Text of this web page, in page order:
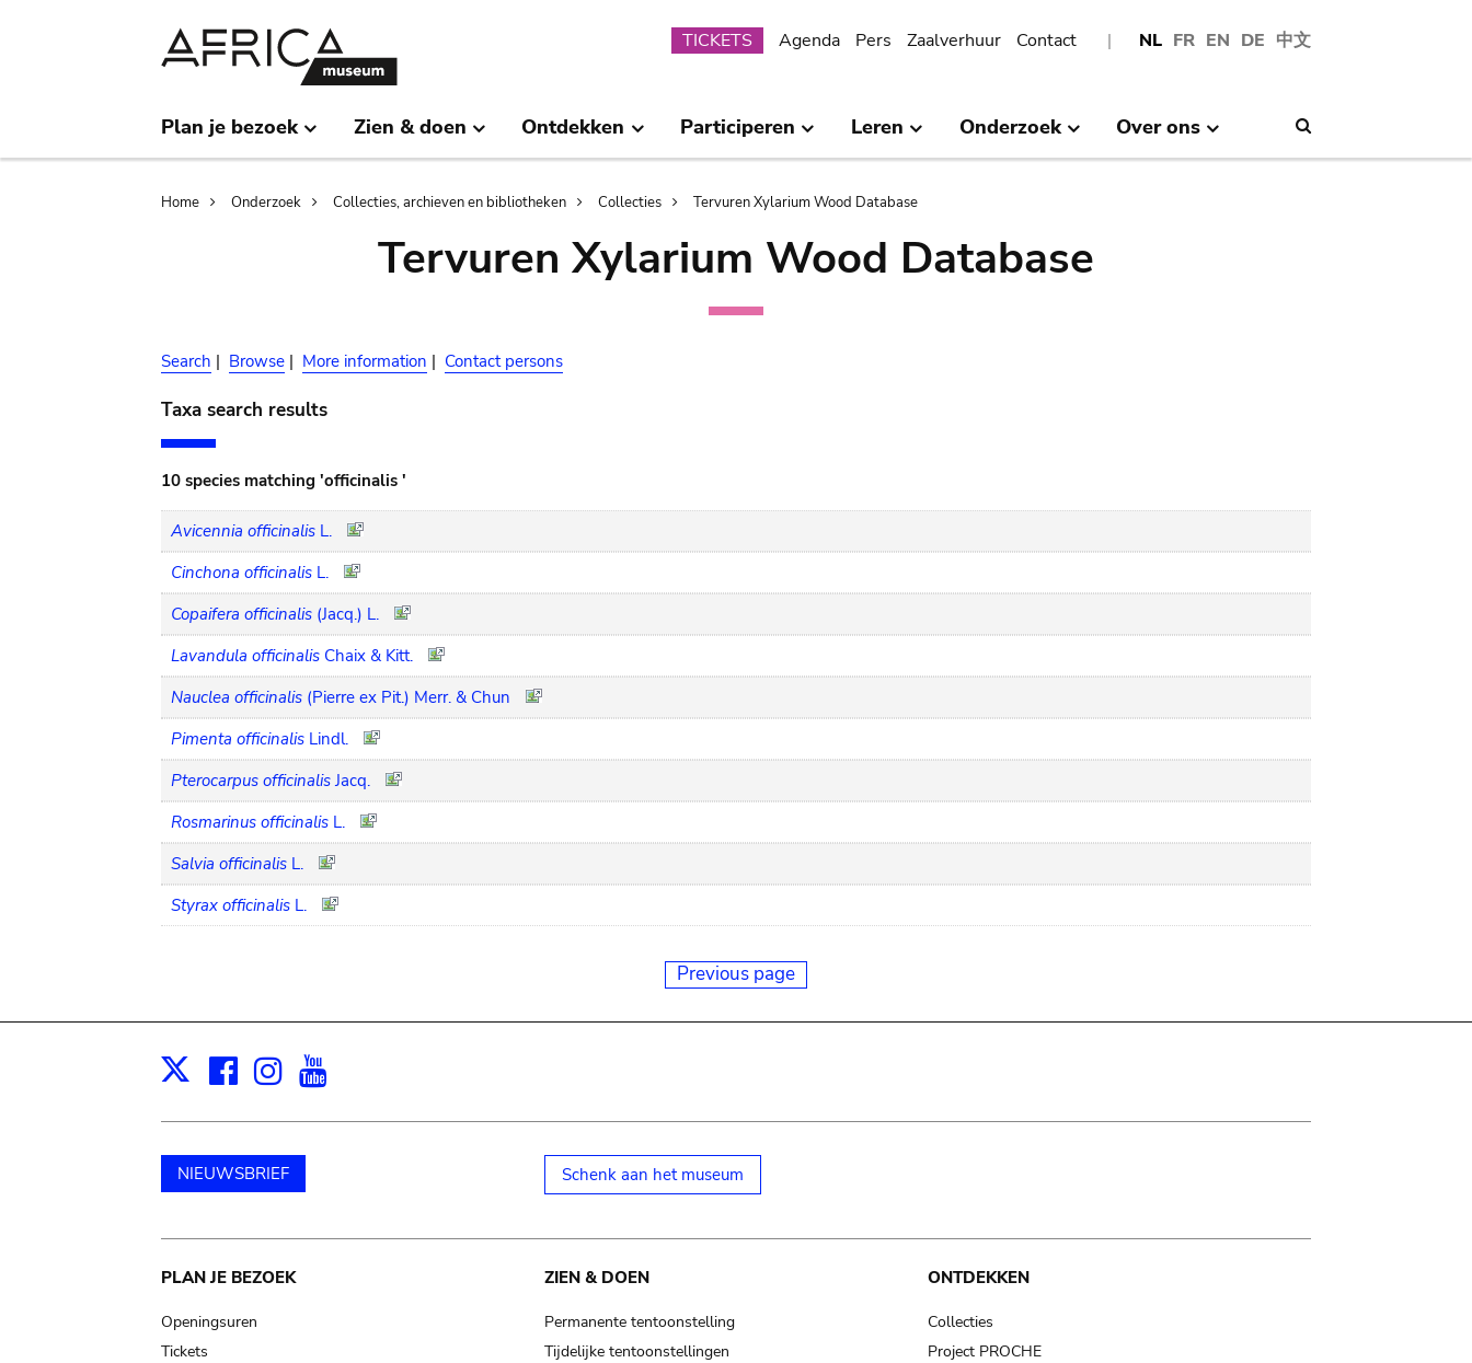
NL FR EN DE 中文
Submenu
TICKETS Agenda Pers Zaalverhuur Contact
Plan je bezoek Zien & doen Ontdekken Participeren Leren Onderzoek Over ons
Breadcrumb
Home Onderzoek Collecties, archieven en bibliotheken Collecties Tervuren Xylarium Wood Database
Tervuren Xylarium Wood Database
Search | Browse | More information | Contact persons
Taxa search results
10 species matching 'officinalis '
Avicennia officinalis L.
Cinchona officinalis L.
Copaifera officinalis (Jacq.) L.
Lavandula officinalis Chaix & Kitt.
Nauclea officinalis (Pierre ex Pit.) Merr. & Chun
Pimenta officinalis Lindl.
Pterocarpus officinalis Jacq.
Rosmarinus officinalis L.
Salvia officinalis L.
Styrax officinalis L.
Previous page
X Facebook
Instagram
NIEUWSBRIEF Schenk aan het museum
Main
navigation
PLAN JE BEZOEK
Openingsuren
Tickets
ZIEN & DOEN
Permanente tentoonstelling
Tijdelijke tentoonstellingen
ONTDEKKEN
Collecties
Project PROCHE